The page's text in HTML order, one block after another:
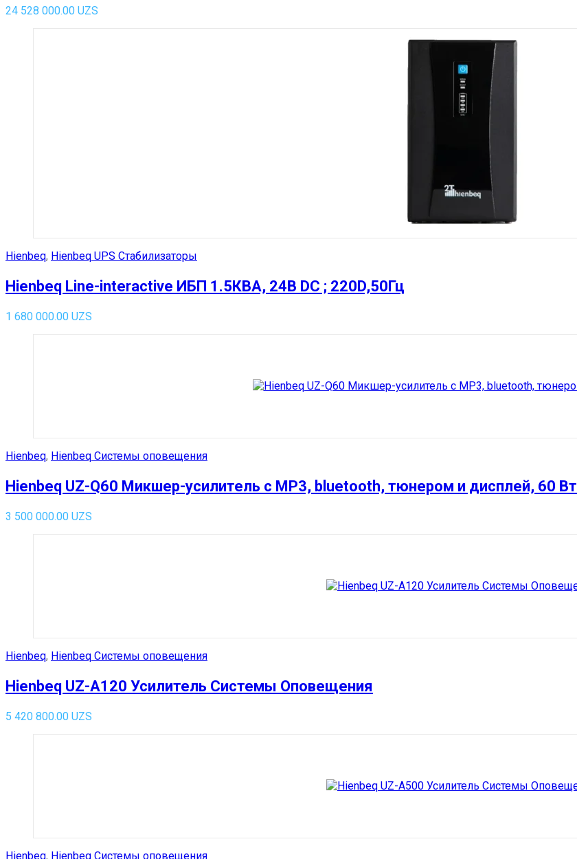
24 528 000.00 UZS
Hienbeq, Hienbeq UPS Стабилизаторы
Hienbeq Line-interactive ИБП 1.5КВА, 24В DC ; 220D,50Гц
1 680 000.00 UZS
Hienbeq, Hienbeq Системы оповещения
Hienbeq UZ-Q60 Микшер-усилитель с MP3, bluetooth, тюнером и дисплей, 60 Вт
3 500 000.00 UZS
Hienbeq, Hienbeq Системы оповещения
Hienbeq UZ-A120 Усилитель Системы Оповещения
5 420 800.00 UZS
Hienbeq, Hienbeq Системы оповещения